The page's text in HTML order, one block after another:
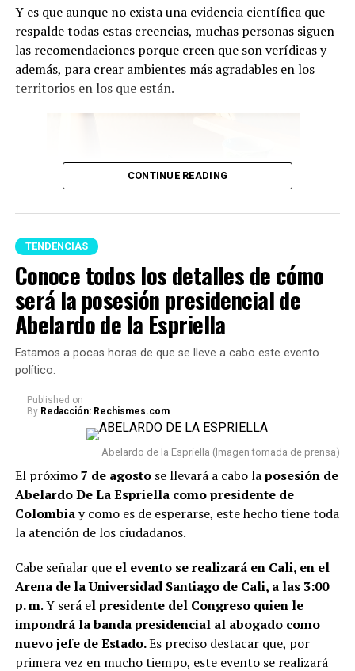
Y es que aunque no exista una evidencia científica que
respalde todas estas creencias, muchas personas siguen
las recomendaciones porque creen que son verídicas y
además, para crear ambientes más agradables en los
territorios en los que están.
Feng Shui (Imagen tomada de Pinterest)
A continuación te presentamos algunos consejos,
respecto a qué
1. Uno de los principales reglas esevitar acumular
objetos rotos o dañados. Cosas como espejos partidos,
relojes que no funcionan o electrodomésticos sin
funcionamiento suelen asociarse con el estancamiento y
la dificultad para avanzar.
2. También se recomienda deshacerse de la ropa que
espacio innecesario en el closet, conservar estas
prendas pueden dificultar la sensación de renovación
del ambiente.
Lee también: Conoce todos los detalles de cómo
CONTINUE READING
TENDENCIAS
Conoce todos los detalles de cómo
será la posesión presidencial de
Abelardo de la Espriella
Estamos a pocas horas de que se lleve a cabo este evento
político.
Published on
By Redacción: Rechismes.com
Abelardo de la Espriella (Imagen tomada de prensa)
El próximo7 de agostose llevará a cabo laposesión de
Abelardo De La Espriella como presidente de
Colombiay como es de esperarse, este hecho tiene toda
la atención de los ciudadanos.
Cabe señalar que el evento se realizará en Cali, en el
Arena de la Universidad Santiago de Cali, a las 3:00
p. m. Y será el presidente del Congreso quien le
impondrá la banda presidencial al abogado como
nuevo jefe de Estado.Es preciso destacar que, por
primera vez en mucho tiempo, este evento se realizará